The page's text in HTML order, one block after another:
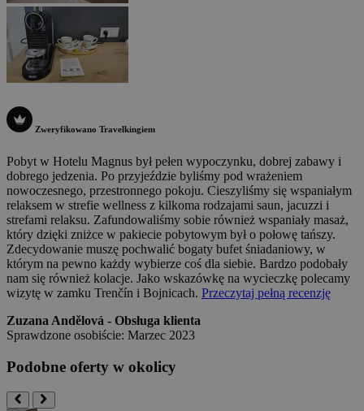
Zweryfikowano Travelkingiem
Pobyt w Hotelu Magnus był pełen wypoczynku, dobrej zabawy i
dobrego jedzenia. Po przyjeździe byliśmy pod wrażeniem
nowoczesnego, przestronnego pokoju. Cieszyliśmy się wspaniałym
relaksem w strefie wellness z kilkoma rodzajami saun, jacuzzi i
strefami relaksu. Zafundowaliśmy sobie również wspaniały masaż,
który dzięki zniżce w pakiecie pobytowym był o połowę tańszy.
Zdecydowanie muszę pochwalić bogaty bufet śniadaniowy, w
którym na pewno każdy wybierze coś dla siebie. Bardzo podobały
nam się również kolacje. Jako wskazówkę na wycieczkę polecamy
wizytę w zamku Trenčín i Bojnicach. Przeczytaj pełną recenzję
Zuzana Andělová - Obsługa klienta
Sprawdzone osobiście: Marzec 2023
Podobne oferty w okolicy